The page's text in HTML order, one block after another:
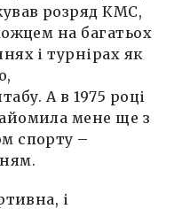
розряд КМС,
на багатьох
і турнірах як
А в 1975 році
мене ще з
спорту –
і